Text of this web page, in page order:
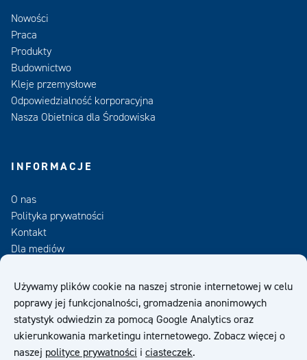
Używamy plików cookie na naszej stronie internetowej w celu
poprawy jej funkcjonalności, gromadzenia anonimowych
statystyk odwiedzin za pomocą Google Analytics oraz
ukierunkowania marketingu internetowego. Zobacz więcej o
naszej polityce prywatności i ciasteczek.
Nowości
Praca
Produkty
Budownictwo
Kleje przemysłowe
Odpowiedzialność korporacyjna
Nasza Obietnica dla Środowiska
INFORMACJE
O nas
Polityka prywatności
Kontakt
Dla mediów
Zamów Newsletter
OWS